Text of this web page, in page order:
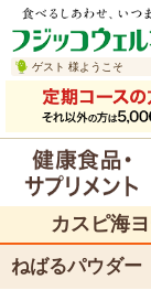
ゲスト 様ようこそ
カスピ海
ねばるパウダー